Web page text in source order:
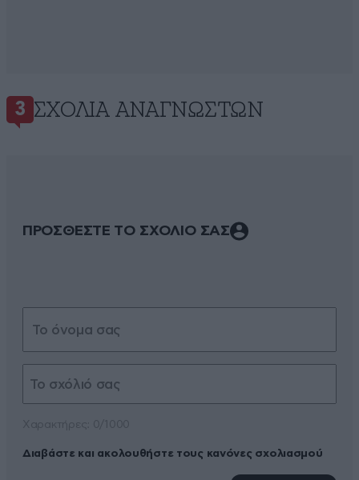
3 ΣΧΌΛΙΑ ΑΝΑΓΝΩΣΤΏΝ
ΠΡΟΣΘΕΣΤΕ ΤΟ ΣΧΟΛΙΟ ΣΑΣ
Διαβάστε και ακολουθήστε τους κανόνες σχολιασμού